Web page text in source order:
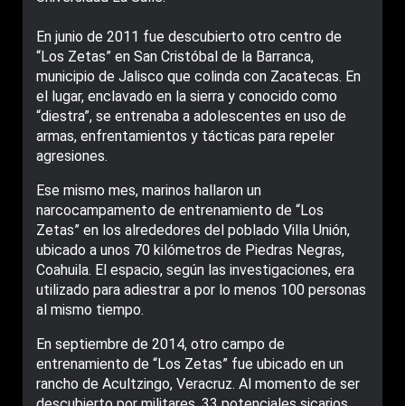
En junio de 2011 fue descubierto otro centro de
“Los Zetas” en San Cristóbal de la Barranca,
municipio de Jalisco que colinda con Zacatecas. En
el lugar, enclavado en la sierra y conocido como
“diestra”, se entrenaba a adolescentes en uso de
armas, enfrentamientos y tácticas para repeler
agresiones.
Ese mismo mes, marinos hallaron un
narcocampamento de entrenamiento de “Los
Zetas” en los alrededores del poblado Villa Unión,
ubicado a unos 70 kilómetros de Piedras Negras,
Coahuila. El espacio, según las investigaciones, era
utilizado para adiestrar a por lo menos 100 personas
al mismo tiempo.
En septiembre de 2014, otro campo de
entrenamiento de “Los Zetas” fue ubicado en un
rancho de Acultzingo, Veracruz. Al momento de ser